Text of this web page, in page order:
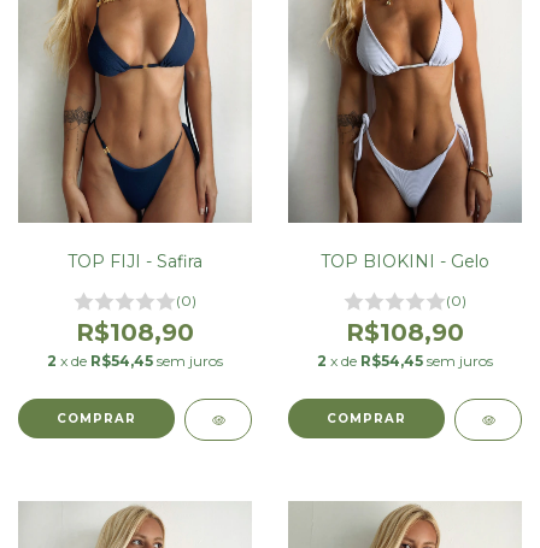
TOP FIJI - Safira
(0)
R$108,90
2 x de R$54,45 sem juros
COMPRAR
TOP BIOKINI - Gelo
(0)
R$108,90
2 x de R$54,45 sem juros
COMPRAR